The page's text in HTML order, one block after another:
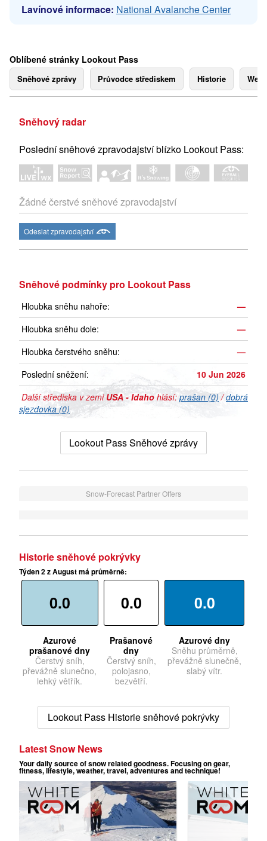
Lavínové informace: National Avalanche Center
Oblíbené stránky Lookout Pass
Sněhové zprávy Průvodce střediskem Historie
Sněhový radar
Poslední sněhové zpravodajství blízko Lookout Pass:
Žádné čerstvé sněhové zpravodajství
Odeslat zpravodajství
Sněhové podmínky pro Lookout Pass
Hloubka sněhu nahoře:
—
Hloubka sněhu dole:
—
Hloubka čerstvého sněhu:
—
Poslední sněžení:
10 Jun 2026
Další střediska v zemi USA - Idaho hlásí: prašan (0) /dobrá
sjezdovka (0)
Lookout Pass Sněhové zprávy
Snow-Forecast Partner Offers
Historie sněhové pokrývky
Týden 2 z August má průměrně:
0.0
Azurové
prašanové dny
Čerstvý sníh,
převážně slunečno,
lehký větřík.
0.0
Prašanové
dny
Čerstvý sníh,
polojasno,
bezvětří.
0.0
Azurové dny
Sněhu průměrně,
převážně slunečně,
slabý vítr.
Lookout Pass Historie sněhové pokrývky